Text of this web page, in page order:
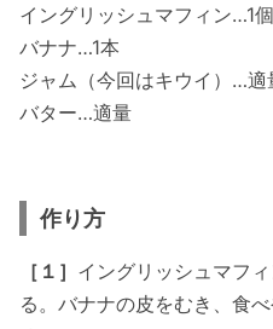
イングリッシュマフィン…1個
バナナ…1本
ジャム（今回はキウイ）…適
バター…適量
作り方
［１］ イングリッシュマフ
る。バナナの皮をむき、食